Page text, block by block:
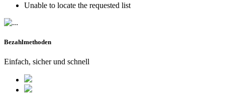
Unable to locate the requested list
Bezahlmethoden
Einfach, sicher und schnell